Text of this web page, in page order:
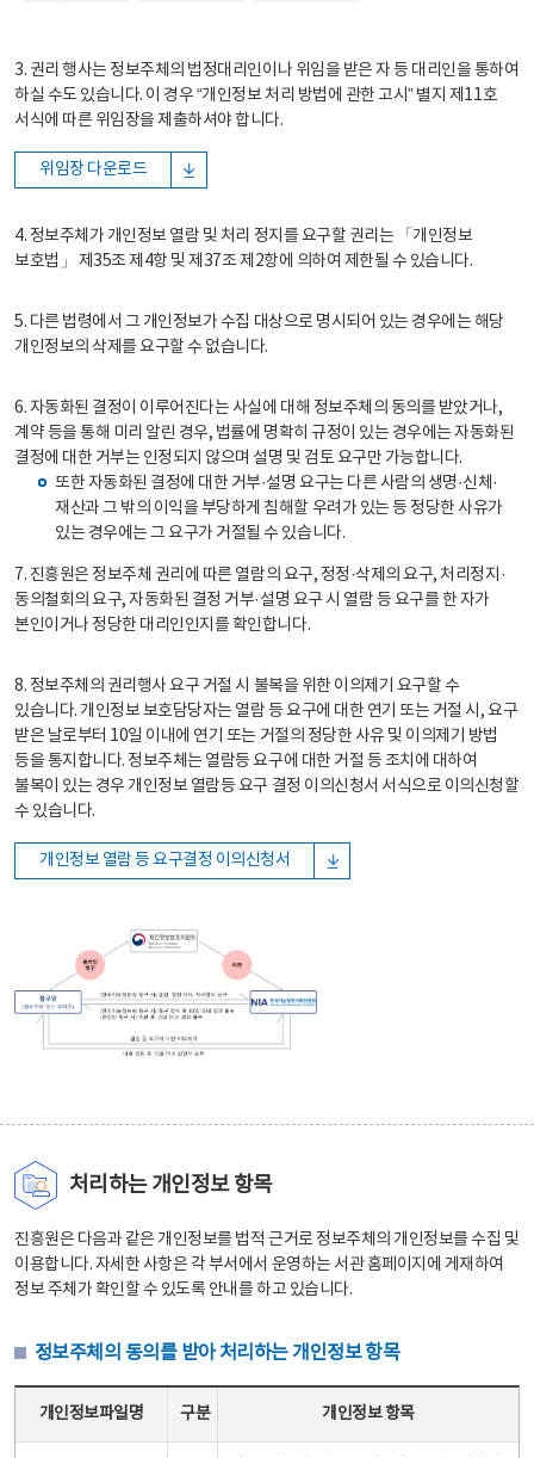
3. 권리 행사는 정보주체의 법정대리인이나 위임을 받은 자 등 대리인을 통하여
하실 수도 있습니다. 이 경우 “개인정보 처리 방법에 관한 고시” 별지 제11호
서식에 따른 위임장을 제출하셔야 합니다.
위임장 다운로드
4. 정보주체가 개인정보 열람 및 처리 정지를 요구할 권리는 「개인정보
보호법」 제35조 제4항 및 제37조 제2항에 의하여 제한될 수 있습니다.
5. 다른 법령에서 그 개인정보가 수집 대상으로 명시되어 있는 경우에는 해당
개인정보의 삭제를 요구할 수 없습니다.
6. 자동화된 결정이 이루어진다는 사실에 대해 정보주체의 동의를 받았거나,
계약 등을 통해 미리 알린 경우, 법률에 명확히 규정이 있는 경우에는 자동화된
결정에 대한 거부는 인정되지 않으며 설명 및 검토 요구만 가능합니다.
또한 자동화된 결정에 대한 거부·설명 요구는 다른 사람의 생명·신체·
재산과 그 밖의 이익을 부당하게 침해할 우려가 있는 등 정당한 사유가
있는 경우에는 그 요구가 거절될 수 있습니다.
7. 진흥원은 정보주체 권리에 따른 열람의 요구, 정정·삭제의 요구, 처리정지·
동의철회의 요구, 자동화된 결정 거부·설명 요구 시 열람 등 요구를 한 자가
본인이거나 정당한 대리인인지를 확인합니다.
8. 정보주체의 권리행사 요구 거절 시 불복을 위한 이의제기 요구할 수
있습니다. 개인정보 보호담당자는 열람 등 요구에 대한 연기 또는 거절 시, 요구
받은 날로부터 10일 이내에 연기 또는 거절의 정당한 사유 및 이의제기 방법
등을 통지합니다. 정보주체는 열람등 요구에 대한 거절 등 조치에 대하여
불복이 있는 경우 개인정보 열람등 요구 결정 이의신청서 서식으로 이의신청할
수 있습니다.
개인정보 열람 등 요구결정 이의신청서
처리하는 개인정보 항목
진흥원은 다음과 같은 개인정보를 법적 근거로 정보주체의 개인정보를 수집 및
이용합니다. 자세한 사항은 각 부서에서 운영하는 서관 홈페이지에 게재하여
정보 주체가 확인할 수 있도록 안내를 하고 있습니다.
정보주체의 동의를 받아 처리하는 개인정보 항목
개인정보파일명 구분 개인정보 항목